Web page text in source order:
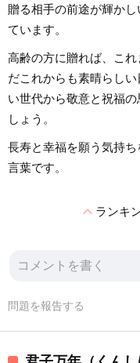
贈る相手の前途が輝か
ています。
高齢の方に贈れば、こ
だこれからも素晴らし
い世代から敬意と祝福
しょう。
長寿と幸福を願う気持
言葉です。
expand_lessランキ
問題を報告する